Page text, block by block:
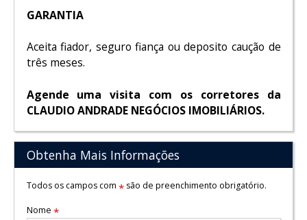
GARANTIA
Aceita fiador, seguro fiança ou deposito caução de
três meses.
Agende uma visita com os corretores da
CLAUDIO ANDRADE NEGÓCIOS IMOBILIÁRIOS.
Obtenha Mais Informações
Todos os campos com *são de preenchimento obrigatório.
Nome *